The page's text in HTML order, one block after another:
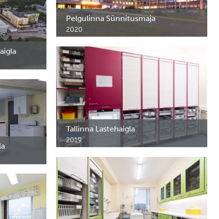
Pelgulinna Sünnitusmaja
2020
Sünnitusmaja rekonstrueerimine - palatite ja
protseduuriruumide sisustus.
VII
Tallinna Lastehaigla
2019
Pediaatria osakonna protseduuritoa
ravimikapid.
ja
korpuse